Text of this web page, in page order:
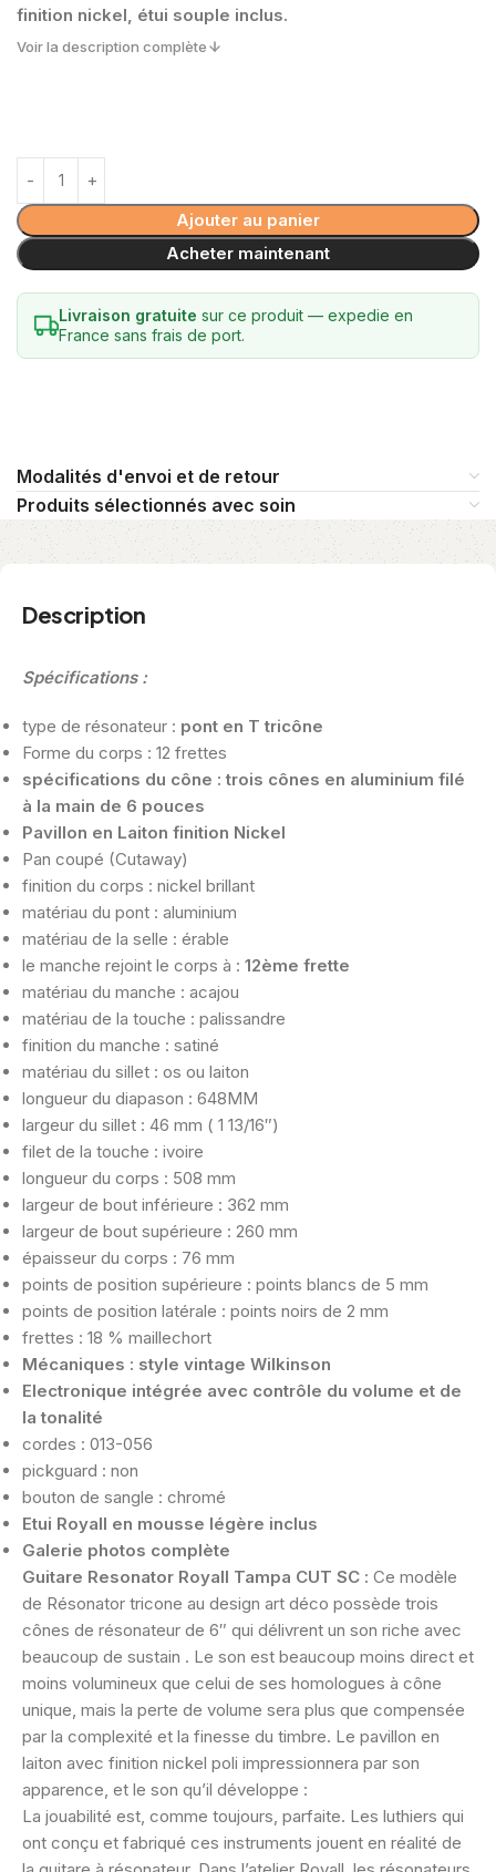
finition nickel, étui souple inclus.
Voir la description complète
Ajouter au panier
Acheter maintenant
Livraison gratuite sur ce produit — expedie en
France sans frais de port.
Modalités d'envoi et de retour
Produits sélectionnés avec soin
Description
Spécifications :
type de résonateur : pont en T tricône
Forme du corps : 12 frettes
spécifications du cône : trois cônes en aluminium filé
à la main de 6 pouces
Pavillon en Laiton finition Nickel
Pan coupé (Cutaway)
finition du corps : nickel brillant
matériau du pont : aluminium
matériau de la selle : érable
le manche rejoint le corps à : 12ème frette
matériau du manche : acajou
matériau de la touche : palissandre
finition du manche : satiné
matériau du sillet : os ou laiton
longueur du diapason : 648MM
largeur du sillet : 46 mm ( 1 13/16″)
filet de la touche : ivoire
longueur du corps : 508 mm
largeur de bout inférieure : 362 mm
largeur de bout supérieure : 260 mm
épaisseur du corps : 76 mm
points de position supérieure : points blancs de 5 mm
points de position latérale : points noirs de 2 mm
frettes : 18 % maillechort
Mécaniques : style vintage Wilkinson
Electronique intégrée avec contrôle du volume et de
la tonalité
cordes : 013-056
pickguard : non
bouton de sangle : chromé
Etui Royall en mousse légère inclus
Galerie photos complète
Guitare Resonator Royall Tampa CUT SC : Ce modèle
de Résonator tricone au design art déco possède trois
cônes de résonateur de 6″ qui délivrent un son riche avec
beaucoup de sustain . Le son est beaucoup moins direct et
moins volumineux que celui de ses homologues à cône
unique, mais la perte de volume sera plus que compensée
par la complexité et la finesse du timbre. Le pavillon en
laiton avec finition nickel poli impressionnera par son
apparence, et le son qu’il développe :
La jouabilité est, comme toujours, parfaite. Les luthiers qui
ont conçu et fabriqué ces instruments jouent en réalité de